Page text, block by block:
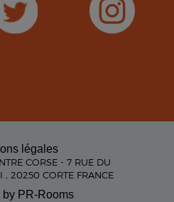
légales
CORSE - 7 RUE DU
, 20250 CORTE FRANCE
by PR-Rooms